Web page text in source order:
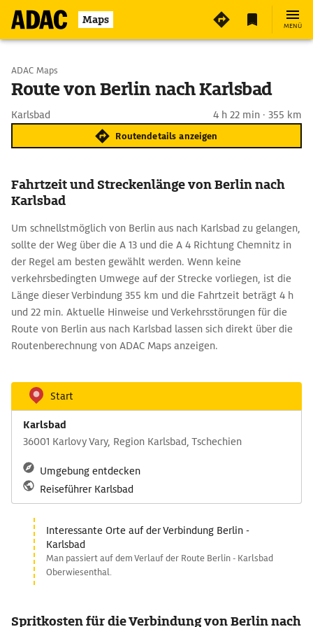
Maps MENÜ
Start wählen
ADAC Maps
Route von Berlin nach Karlsbad
Karlsbad 4 h 22 min · 355 km
Routendetails anzeigen
Fahrtzeit und Streckenlänge von Berlin nach
Karlsbad
Um schnellstmöglich von Berlin aus nach Karlsbad zu gelangen,
sollte der Weg über die A 13 und die A 4 Richtung Chemnitz in
der Regel am besten gewählt werden. Wenn keine
verkehrsbedingten Umwege auf der Strecke vorliegen, ist die
Länge dieser Verbindung 355 km und die Fahrtzeit beträgt 4 h
und 22 min. Aktuelle Hinweise und Verkehrsstörungen für die
Route von Berlin aus nach Karlsbad lassen sich direkt über die
Routenberechnung von ADAC Maps anzeigen.
Start
Karlsbad
36001 Karlovy Vary, Region Karlsbad, Tschechien
Umgebung entdecken
Reiseführer Karlsbad
Interessante Orte auf der Verbindung Berlin -
Karlsbad
Man passiert auf dem Verlauf der Route Berlin - Karlsbad
Oberwiesenthal.
Spritkosten für die Verbindung von Berlin nach